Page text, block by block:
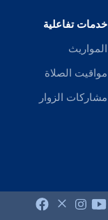
خدمات تفاعلية
المواريث
مواقيت الصلاة
مشاركات الزوار